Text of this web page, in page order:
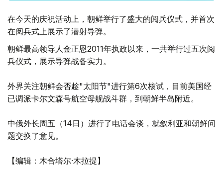
在今天的庆祝活动上，朝鲜举行了盛大的阅兵仪式，并首次
在阅兵式上展示了潜射导弹。
朝鲜最高领导人金正恩2011年执政以来，一共举行过五次阅
兵仪式，展示导弹战备实力。
外界关注朝鲜会否趁"太阳节"进行第6次核试，目前美国经
已调派卡尔文森号航空母舰战斗群，到朝鲜半岛附近。
中俄外长周五（14日）进行了电话会谈，就叙利亚和朝鲜问
题交换了意见。
【编辑：木合塔尔·木拉提】